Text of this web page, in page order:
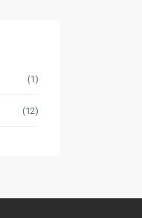
(1)
(12)